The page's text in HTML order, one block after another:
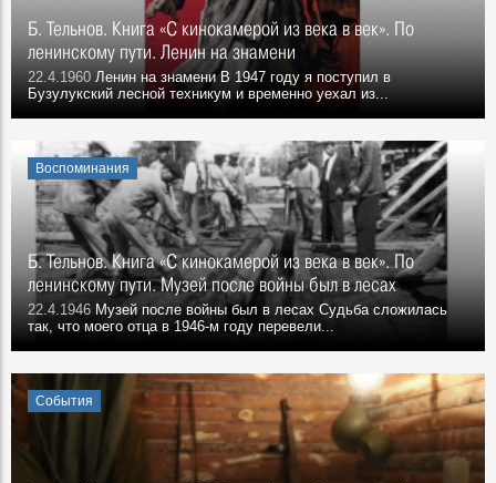
Б. Тельнов. Книга «С кинокамерой из века в век». По
ленинскому пути. Ленин на знамени
22.4.1960 Ленин на знамени В 1947 году я поступил в
Бузулукский лесной техникум и временно уехал из...
Воспоминания
Б. Тельнов. Книга «С кинокамерой из века в век». По
ленинскому пути. Музей после войны был в лесах
22.4.1946 Музей после войны был в лесах Судьба сложилась
так, что моего отца в 1946-м году перевели...
События